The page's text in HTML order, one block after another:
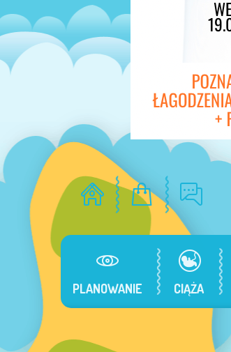
PLANOWANIE CIĄŻA